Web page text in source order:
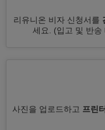
리유니온 비자 신청서를
세요.
(입고 및 반송
사진을 업로드하고 프린